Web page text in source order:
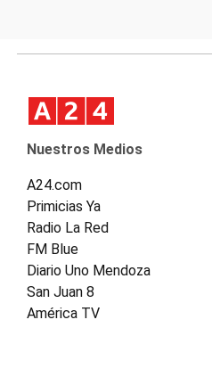
Nuestros Medios
A24.com
Primicias Ya
Radio La Red
FM Blue
Diario Uno Mendoza
San Juan 8
América TV